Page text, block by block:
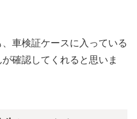
車検証ケースに入っている
確認してくれると思いま